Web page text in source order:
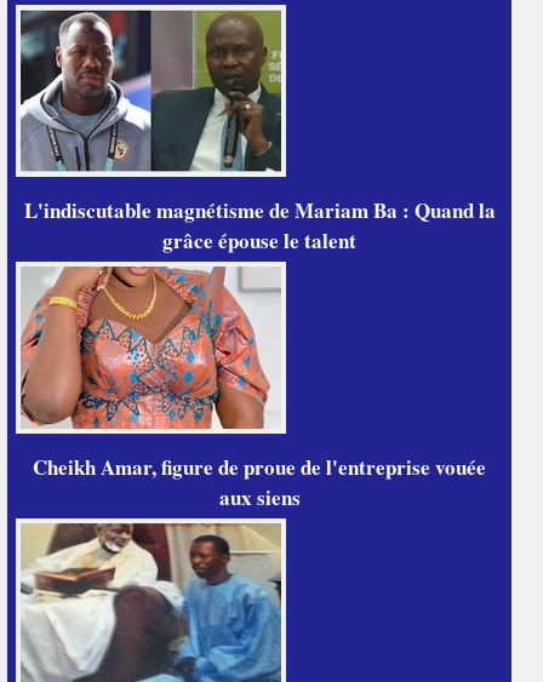
L'indiscutable magnétisme de Mariam Ba : Quand la
grâce épouse le talent
Cheikh Amar, figure de proue de l'entreprise vouée
aux siens